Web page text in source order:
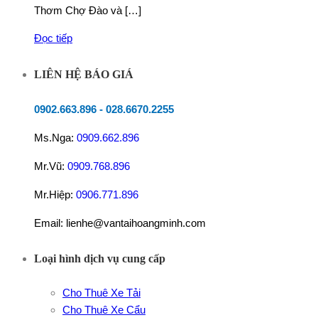
Thơm Chợ Đào và […]
Đọc tiếp
LIÊN HỆ BÁO GIÁ
0902.663.896 - 028.6670.2255
Ms.Nga: 0909.662.896
Mr.Vũ: 0909.768.896
Mr.Hiệp: 0906.771.896
Email: lienhe@vantaihoangminh.com
Loại hình dịch vụ cung cấp
Cho Thuê Xe Tải
Cho Thuê Xe Cẩu